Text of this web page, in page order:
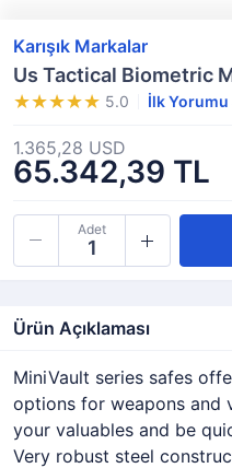
Karışık Markalar
Us Tactical Biometric
5.0 İlk Yorumu
65.342,39 TL
1.365,28 USD
Adet
Ürün Açıklaması
MiniVault series safes
options for weapons and
your valuables and be
Very robust steel